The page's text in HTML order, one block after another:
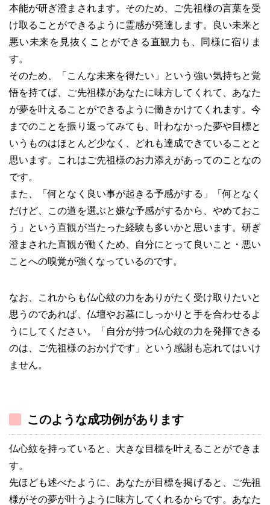
本能が研ぎ澄まされます。そのため、ご先祖様の言葉を受
け取ることができるように霊感が発達します。良い未来と
悪い未来を見抜くことができる直観力も、同様に宿りま
す。
そのため、「こんな未来を得たい」という強い気持ちと覚
悟を持てば、ご先祖様があなたに味方してくれて、あなた
が夢を叶えることができるように働きかけてくれます。今
までのことを振り返ってみても、叶わなかった夢や目標と
いうものはほとんど少なく、どれも達成できていることと
思います。これはご先祖様のお力添えがあってのことなの
です。
また、「何となく良い事が起きる予感がする」「何となく
だけど、この道を選ぶと嫌な予感がするから、やめておこ
う」という直観が当たった経験も多いかと思います。研ぎ
澄まされた直観が働くため、自分にとって良いこと・悪い
ことへの嗅覚が強くなっているのです。
なお、これからも仏心紋の力をありがたく受け取りたいと
思うのであれば、仏壇やお墓にしっかりと手を合わせるよ
うにしてください。「自分が持つ仏心紋の力を発揮できる
のは、ご先祖様のおかげです」という感謝も忘れてはいけ
ません。
このような成功例があります
仏心紋を持っていると、大きな目標を叶えることができま
す。
先ほども述べたように、あなたが目標を掲げると、ご先祖
様がその夢が叶うように味方してくれるからです。あなた